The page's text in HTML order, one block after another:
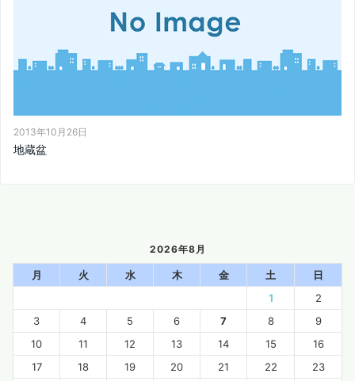
2013年10月26日
地蔵盆
2026年8月
月 火 水 木 金 土
日
1
2
3
4 5 6 7 8
9
10
11 12 13 14 15
16
17
18 19 20 21 22
23